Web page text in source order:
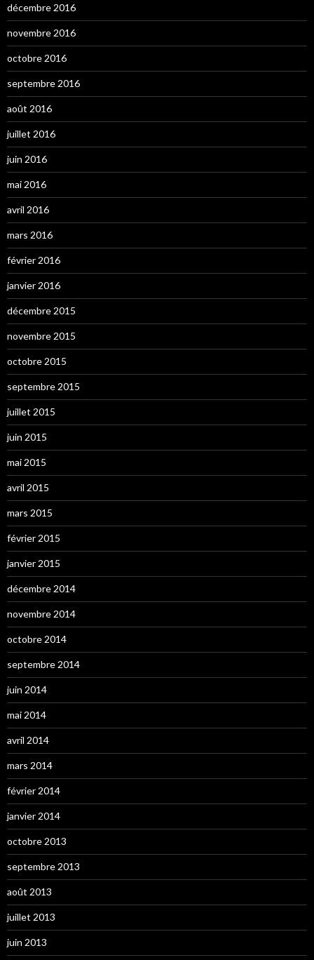
décembre 2016
novembre 2016
octobre 2016
septembre 2016
août 2016
juillet 2016
juin 2016
mai 2016
avril 2016
mars 2016
février 2016
janvier 2016
décembre 2015
novembre 2015
octobre 2015
septembre 2015
juillet 2015
juin 2015
mai 2015
avril 2015
mars 2015
février 2015
janvier 2015
décembre 2014
novembre 2014
octobre 2014
septembre 2014
juin 2014
mai 2014
avril 2014
mars 2014
février 2014
janvier 2014
octobre 2013
septembre 2013
août 2013
juillet 2013
juin 2013